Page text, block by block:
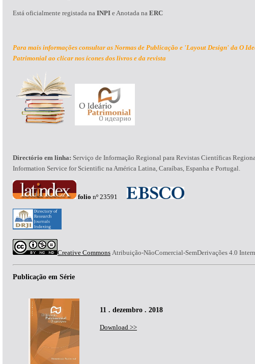
Está oficialmente registada na INPI e Anotada na ERC
Para mais informações consultar as Normas de Publicação e 'Layout Design' da O
Patrimonial ao clicar nos ícones dos livros e da revista
Directório em linha: Serviço de Informação Regional para Revistas Científicas
Information Service for Scientific na América Latina, Caraíbas, Espanha e Portugal.
folio nº 23591
Creative Commons Atribuição-NãoComercial-SemDerivações 4.0
Publicação em Série
11 . dezembro . 2018
Download >>